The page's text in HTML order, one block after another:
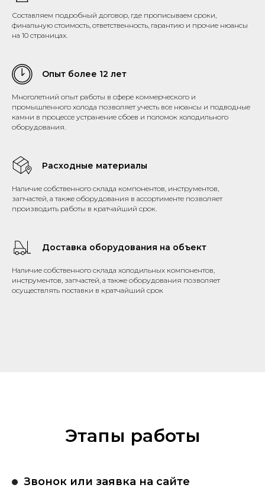
Составляем подробный договор, где прописываем сроки,
финальную стоимость, ответственность, гарантию и прочие нюансы
на 10 страницах.
Опыт более 12 лет
Многолетний опыт работы в сфере коммерческого и
промышленного холода позволяет учесть все нюансы и подводные
камни в процессе устранение сбоев и поломок холодильного
оборудования.
Расходные материалы
Наличие собственного склада компонентов, инструментов,
запчастей, а также оборудования в ассортименте позволяет
производить работы в кратчайший срок.
Доставка оборудования на объект
Наличие собственного склада холодильных компонентов,
инструментов, запчастей, а также оборудования позволяет
осуществлять поставки в кратчайший срок
Этапы работы
Звонок или заявка на сайте